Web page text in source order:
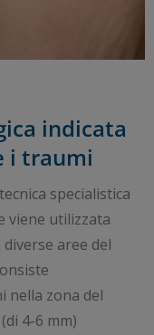
indicata
i traumi
specialistica
viene utilizzata
aree del
nella zona del
4-6 mm)